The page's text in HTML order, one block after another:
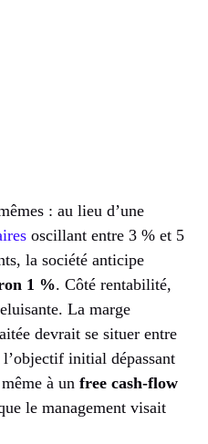
: au lieu d’une
oscillant entre 3 % et 5
la société anticipe
1 %. Côté rentabilité,
La marge
devrait se situer entre
initial dépassant
à un free cash-flow
le management visait